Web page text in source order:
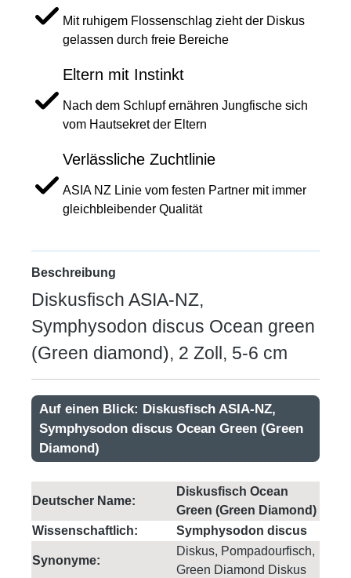
Mit ruhigem Flossenschlag zieht der Diskus
gelassen durch freie Bereiche
Eltern mit Instinkt
Nach dem Schlupf ernähren Jungfische sich
vom Hautsekret der Eltern
Verlässliche Zuchtlinie
ASIA NZ Linie vom festen Partner mit immer
gleichbleibender Qualität
Beschreibung
Diskusfisch ASIA-NZ,
Symphysodon discus Ocean green
(Green diamond), 2 Zoll, 5-6 cm
Auf einen Blick: Diskusfisch ASIA-NZ,
Symphysodon discus Ocean Green (Green
Diamond)
Deutscher Name:
Diskusfisch Ocean
Green (Green Diamond)
Wissenschaftlich:
Symphysodon discus
Synonyme:
Diskus, Pompadourfisch,
Green Diamond Diskus